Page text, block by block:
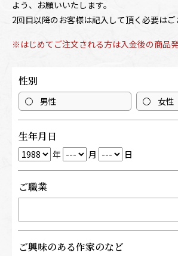
よう、お願いいたします。
2回目以降のお客様は記入して頂く必要はご
※はじめてご注⽂される⽅は⼊⾦後の商品発
性別
男性 女性
生年月日
年 月 日
ご職業
ご興味のある作家のなど